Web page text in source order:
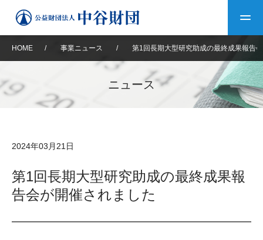
トップ
設立趣意書 財団概要
沿革 40年史デジタルブック
中谷財団40年史
中谷財団事業紹介 中谷賞
神戸賞 長期大型研究助成
中谷財団動画紹介
HOME / 事業ニュース / 第1回長期大型研究助成の最終成果報告
ニュース
2024年03月21日
第1回長期大型研究助成の最終成果報
告会が開催されました